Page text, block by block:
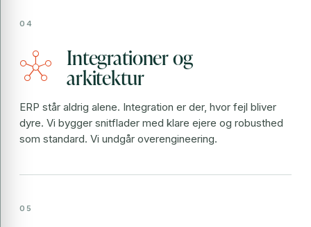
hub Integrationer og
arkitektur
ERP står aldrig alene. Integration er der, hvor fejl bliver
dyre. Vi bygger snitflader med klare ejere og robusthed
som standard. Vi undgår overengineering.